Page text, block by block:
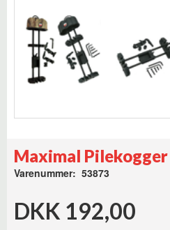
Maximal
Varenummer: 53873
DKK 192,00